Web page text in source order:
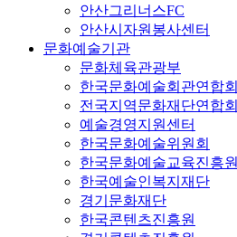
안산그리너스FC
안산시자원봉사센터
문화예술기관
문화체육관광부
한국문화예술회관연합회
전국지역문화재단연합회
예술경영지원센터
한국문화예술위원회
한국문화예술교육진흥원
한국예술인복지재단
경기문화재단
한국콘텐츠진흥원